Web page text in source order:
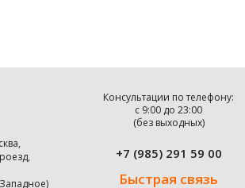
Консультации по телефону:
с 9:00 до 23:00
(без выходных)
+7 (985) 291 59 00
Быстрая связь